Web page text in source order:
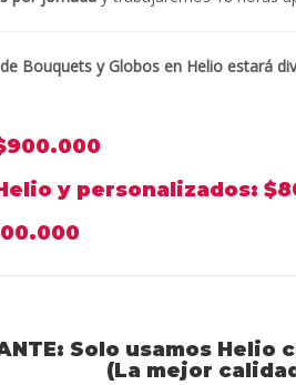
Bouquets y Globos en Helio estará
y personalizados:
Solo usamos
(La mejor